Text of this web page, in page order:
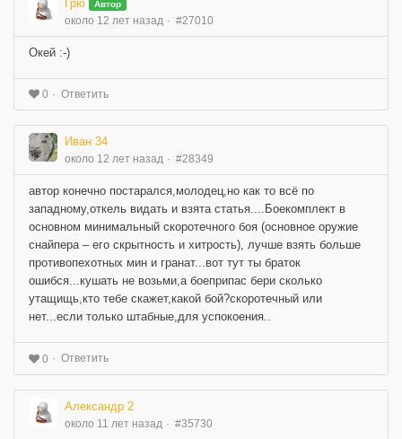
Грю Автор
около 12 лет назад #27010
Окей :-)
0 Ответить
Иван 34
около 12 лет назад #28349
автор конечно постарался,молодец,но как то всё по
западному,откель видать и взята статья....Боекомплект в
основном минимальный скоротечного боя (основное оружие
снайпера – его скрытность и хитрость), лучше взять больше
противопехотных мин и гранат...вот тут ты браток
ошибся...кушать не возьми,а боеприпас бери сколько
утащищь,кто тебе скажет,какой бой?скоротечный или
нет...если только штабные,для успокоения..
0 Ответить
Александр 2
около 11 лет назад #35730